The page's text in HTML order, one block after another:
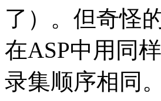
了）。但奇怪
在ASP中用同
录集顺序相同。